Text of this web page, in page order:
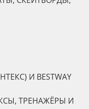
И BESTWAY
ТРЕНАЖЁРЫ И